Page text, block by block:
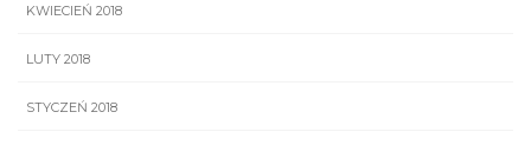
KWIECIEŃ 2018
LUTY 2018
STYCZEŃ 2018